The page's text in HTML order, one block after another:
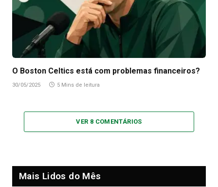
O Boston Celtics está com problemas financeiros?
30/05/2025 5 Mins de leitura
VER 8 COMENTÁRIOS
Mais Lidos do Mês